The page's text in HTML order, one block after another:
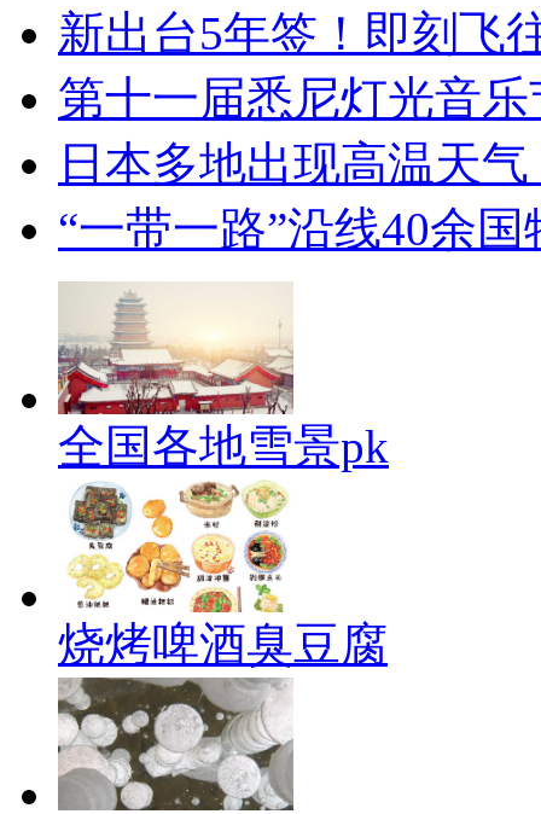
新出台5年签！即刻飞
第十一届悉尼灯光音
日本多地出现高温天
“一带一路”沿线40余
全国各地雪景pk
烧烤啤酒臭豆腐